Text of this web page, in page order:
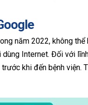
năm 2022, không
Internet. Đối với
khi đến bệnh viện.